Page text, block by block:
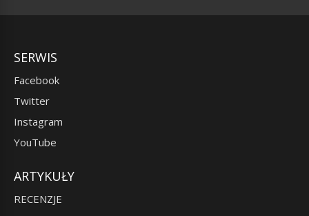
SERWIS
Facebook
Twitter
Instagram
YouTube
ARTYKUŁY
RECENZJE